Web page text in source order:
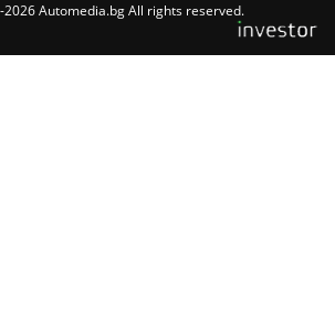
Automedia.bg All rights reserved.